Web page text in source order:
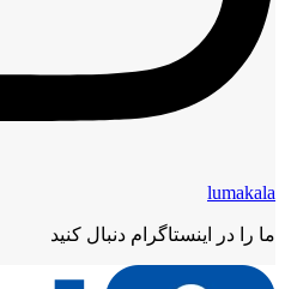
lumakala
ما را در اینستاگرام دنبال کنید